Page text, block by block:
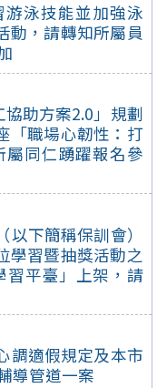
泳技能並加強泳
動，請轉知所屬員
助方案2.0」規劃
「職場心韌性：打
同仁踴躍報名參
下簡稱保訓會）
學習暨抽獎活動之
習平臺」上架，請
調適假規定及本市
導管道一案